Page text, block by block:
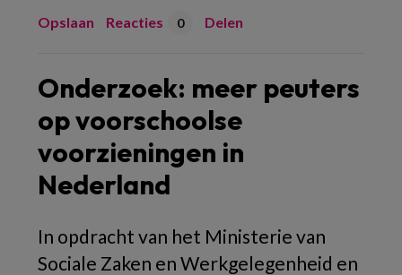
Opslaan Reacties 0 Delen
Onderzoek: meer peuters
op voorschoolse
voorzieningen in
Nederland
In opdracht van het Ministerie van
Sociale Zaken en Werkgelegenheid en